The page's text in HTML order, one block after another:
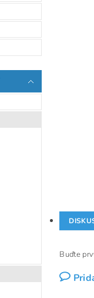
Buďte